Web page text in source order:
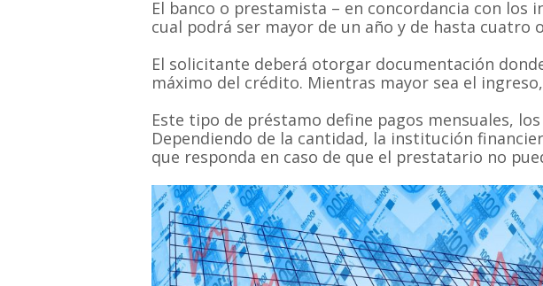
El banco o prestamista – en concordancia con los
cual podrá ser mayor de un año y de hasta
El solicitante deberá otorgar documentación
máximo del crédito. Mientras mayor sea el
Este tipo de préstamo define pagos mensuales,
Dependiendo de la cantidad, la institución
que responda en caso de que el prestatario no